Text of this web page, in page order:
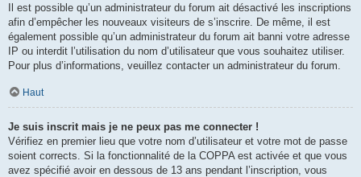
Il est possible qu’un administrateur du forum ait désactivé les inscriptions
afin d’empêcher les nouveaux visiteurs de s’inscrire. De même, il est
également possible qu’un administrateur du forum ait banni votre adresse
IP ou interdit l’utilisation du nom d’utilisateur que vous souhaitez utiliser.
Pour plus d’informations, veuillez contacter un administrateur du forum.
Haut
Je suis inscrit mais je ne peux pas me connecter !
Vérifiez en premier lieu que votre nom d’utilisateur et votre mot de passe
soient corrects. Si la fonctionnalité de la COPPA est activée et que vous
avez spécifié avoir en dessous de 13 ans pendant l’inscription, vous